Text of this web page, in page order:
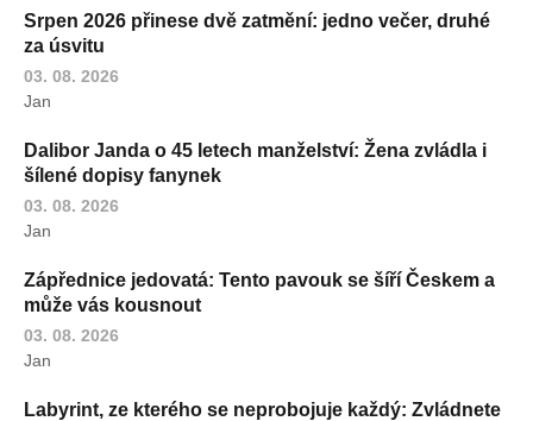
Srpen 2026 přinese dvě zatmění: jedno večer, druhé
za úsvitu
03. 08. 2026
Jan
Dalibor Janda o 45 letech manželství: Žena zvládla i
šílené dopisy fanynek
03. 08. 2026
Jan
Zápřednice jedovatá: Tento pavouk se šíří Českem a
může vás kousnout
03. 08. 2026
Jan
Labyrint, ze kterého se neprobojuje každý: Zvládnete